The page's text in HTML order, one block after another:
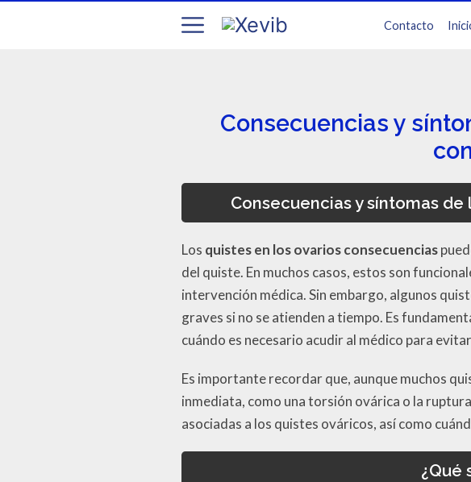
Contacto
Consecuencias y
Consecuencias y síntomas
Los quistes en los ovarios consecuencias
del quiste. En muchos casos, estos son
intervención médica. Sin embargo, algunos
graves si no se atienden a tiempo. Es
cuándo es necesario acudir al médico para
Es importante recordar que, aunque muchos
inmediata, como una torsión ovárica o la
asociadas a los quistes ováricos, así como
¿Qué